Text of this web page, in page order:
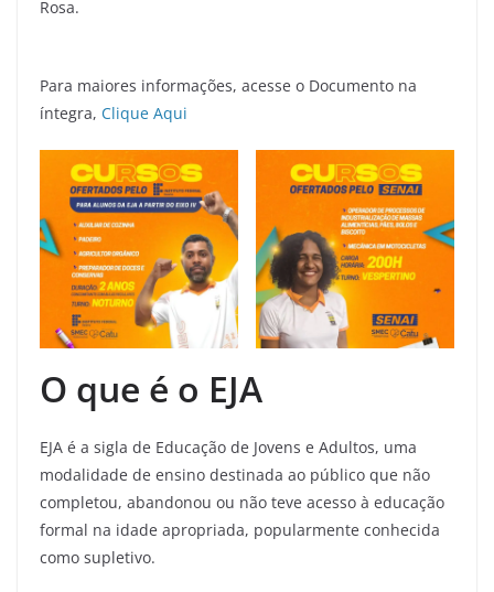
Rosa.
Para maiores informações, acesse o Documento na
íntegra, Clique Aqui
O que é o EJA
EJA é a sigla de Educação de Jovens e Adultos, uma
modalidade de ensino destinada ao público que não
completou, abandonou ou não teve acesso à educação
formal na idade apropriada, popularmente conhecida
como supletivo.